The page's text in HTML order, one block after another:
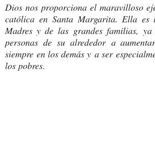
Dios nos proporciona el maravilloso
católica enSanta Margarita. Ella es
Madres y de las grandes familias,
personas de su alrededor a
siempre en los demás y a ser
los pobres.